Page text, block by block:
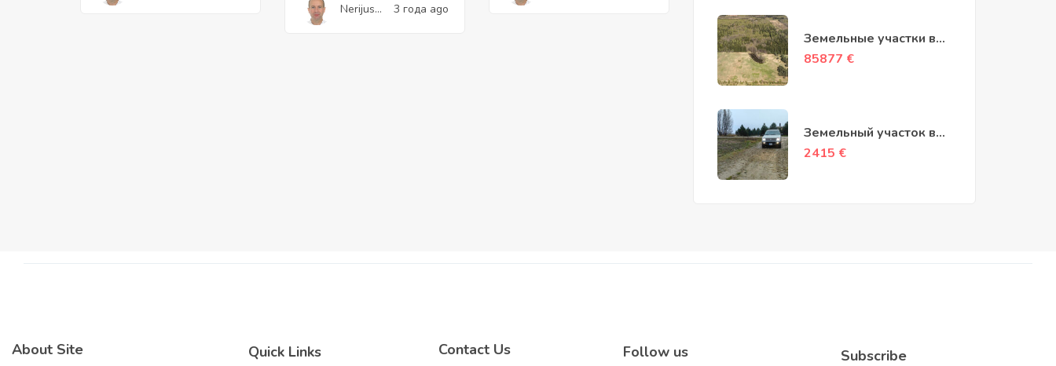
Nerijus
3 года ago
Земельные участки в
деревне Кунигиня,
85877 €
Земельный участок в
деревне Грушлауке,
2415 €
About Site Quick Links Contact Us Follow us Subscribe